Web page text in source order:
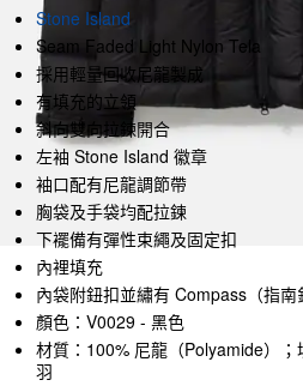
Stone Island
Seam Faded Light Nylon Tela
採用輕量回收尼龍製成
有填充的立領
斜向雙向拉鍊開合
左袖 Stone Island 徽章
袖口配有尼龍調節帶
胸袋及手袋均配拉鍊
下襬備有彈性束繩及固定扣
內裡填充
內袋附鈕扣並繡有 Compass（指南
顏色：V0029 - 黑色
材質：100% 尼龍（Polyamide）
羽